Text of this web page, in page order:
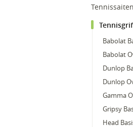
Tennissaiten
Babolat
Babolat
Dunlop
Dunlop
Gamma
Gripsy
Head